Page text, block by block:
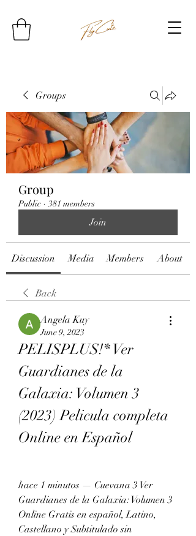
Groups
Group
Public · 381 members
Join
Discussion Media Members About
Back
Angela Kuy
June 9, 2023
PELISPLUS!* Ver
Guardianes de la
Galaxia: Volumen 3
(2023) Pelicula completa
Online en Español
hace 1 minutos — Cuevana 3 Ver
Guardianes de la Galaxia: Volumen 3
Online Gratis en español, Latino,
Castellano y Subtitulado sin